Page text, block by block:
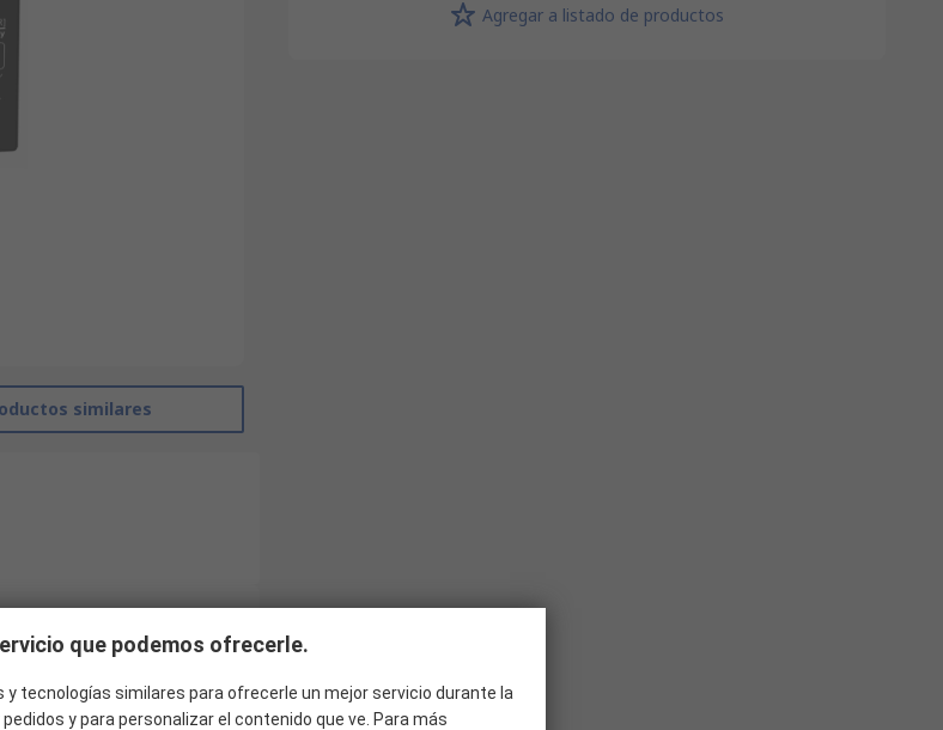
similares
y ácido sellada
Agregar a listado de productos
que podemos ofrecerle.
tecnologías similares para ofrecerle un mejor servicio durante la
y para personalizar el contenido que ve. Para más